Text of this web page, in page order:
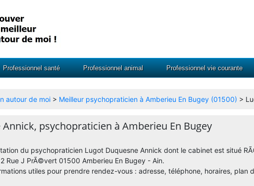
Professionnel santé Professionnel animal Professionnel vie courante
autour de moi > Meilleur psychopraticien à Amberieu En Bugey (01500) >
psychopraticien à Amberieu En Bugey
du psychopraticien Lugot Duquesne Annick dont le cabinet est situé
Rue J PrÃ©vert 01500 Amberieu En Bugey - Ain.
utiles pour prendre rendez-vous : adresse, téléphone, horaires, plan